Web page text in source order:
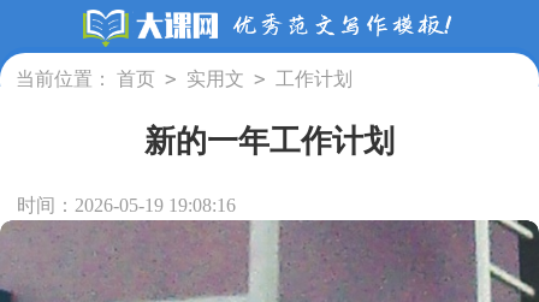
当前位置： 首页 > 实用文 > 工作计划
新的一年工作计划
时间：2026-05-19 19:08:16